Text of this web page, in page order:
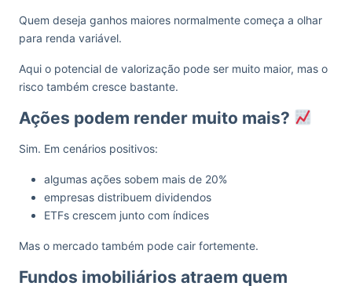
Quem deseja ganhos maiores normalmente começa a olhar
para renda variável.
Aqui o potencial de valorização pode ser muito maior, mas o
risco também cresce bastante.
Ações podem render muito mais?
Sim. Em cenários positivos:
algumas ações sobem mais de 20%
empresas distribuem dividendos
ETFs crescem junto com índices
Mas o mercado também pode cair fortemente.
Fundos imobiliários atraem quem